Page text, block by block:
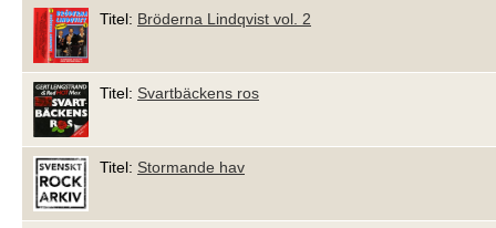
Titel: Bröderna Lindqvist vol. 2
Titel: Svartbäckens ros
Titel: Stormande hav